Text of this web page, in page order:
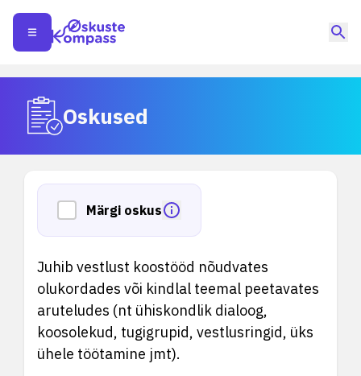
Oskused
Märgi oskus
Juhib vestlust koostööd nõudvates
olukordades või kindlal teemal peetavates
aruteludes (nt ühiskondlik dialoog,
koosolekud, tugigrupid, vestlusringid, üks
ühele töötamine jmt).